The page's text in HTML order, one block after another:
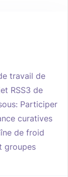
travail de
RSS3 de
Participer
curatives
de froid
groupes